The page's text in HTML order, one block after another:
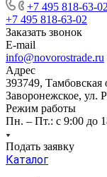
+7 495 818-63-02
+7 495 818-63-02
Заказать звонок
E-mail
info@novorostrade.ru
Адрес
393749,
Заворонежское, ул.
Режим работы
Пн. – Пт.: с 9:00 до
Подать заявку
Каталог